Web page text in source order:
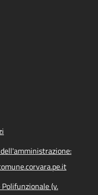
(v.